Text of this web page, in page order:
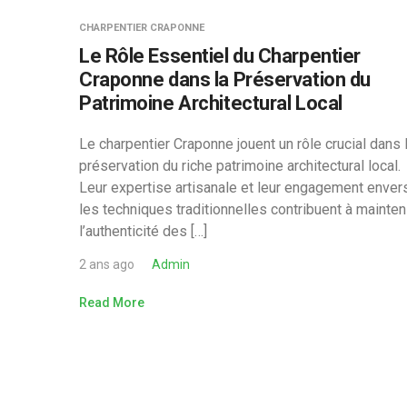
CHARPENTIER CRAPONNE
Le Rôle Essentiel du Charpentier
Craponne dans la Préservation du
Patrimoine Architectural Local
Le charpentier Craponne jouent un rôle crucial dans
préservation du riche patrimoine architectural local.
Leur expertise artisanale et leur engagement
les techniques traditionnelles contribuent à
l’authenticité des […]
2 ans ago Admin
Read More